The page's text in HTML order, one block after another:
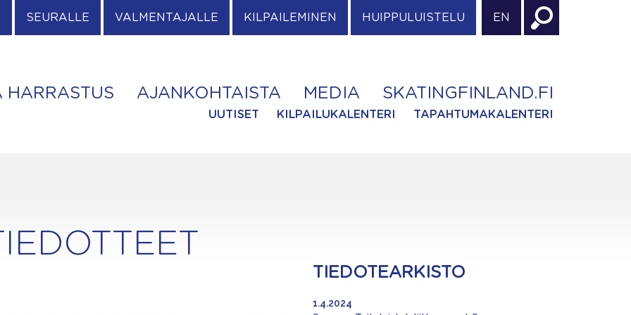
SEURALLE VALMENTAJALLE KILPAILEMINEN HUIPPULUISTELU EN
HARRASTUS AJANKOHTAISTA MEDIA SKATINGFINLAND.FI
UUTISET KILPAILUKALENTERI TAPAHTUMAKALENTERI
TIEDOTEARKISTO
1.4.2024